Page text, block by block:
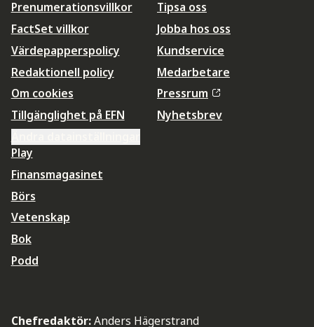
Prenumerationsvillkor
FactSet villkor
Värdepapperspolicy
Redaktionell policy
Om cookies
Tillgänglighet på EFN
Tipsa oss
Jobba hos oss
Kundservice
Medarbetare
Pressrum
Nyhetsbrev
Play
Finansmagasinet
Börs
Vetenskap
Bok
Podd
Chefredaktör:Anders Hägerstrand